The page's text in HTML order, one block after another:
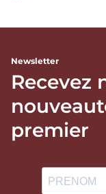
Newsletter
Recevez
premier